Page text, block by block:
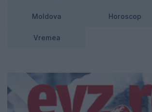
Moldova Horoscop
Vremea